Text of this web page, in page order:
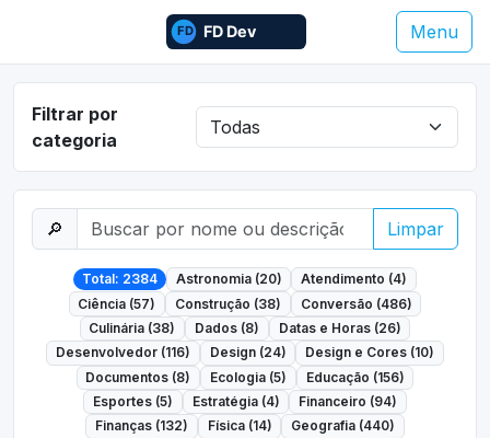
Menu
Filtrar por
categoria
🔎 Limpar
Total: 2384 Astronomia (20)
Atendimento (4)
Ciência (57)
Construção (38)
Conversão (486)
Culinária (38)
Dados (8)
Datas e Horas (26)
Desenvolvedor (116)
Design (24)
Design e Cores (10)
Documentos (8)
Ecologia (5)
Educação (156)
Esportes (5)
Estratégia (4)
Financeiro (94)
Finanças (132)
Física (14)
Geografia (440)